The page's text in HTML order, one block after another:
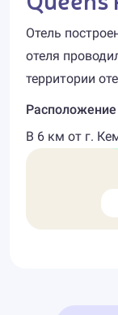
Отель
отеля
территории
Расположение
В 6 км от г.